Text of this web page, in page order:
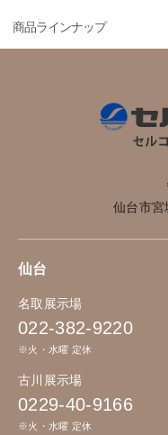
商品ラインナップ
仙台市
仙台
名取展示場
022-382-9220
※火・水曜 定休
古川展示場
0229-40-9166
※火・水曜 定休